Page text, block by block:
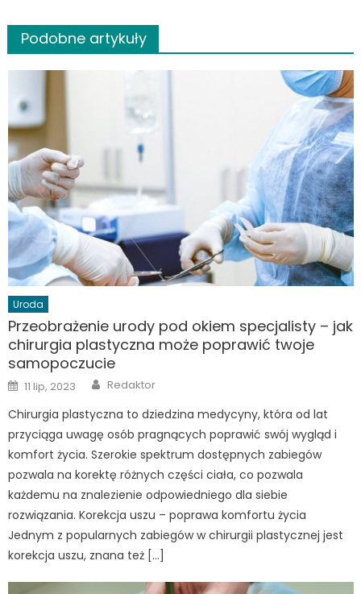
Podobne artykuły
Uroda
Przeobrażenie urody pod okiem specjalisty – jak
chirurgia plastyczna może poprawić twoje
samopoczucie
Posted
on
11 lip, 2023 Author
Redaktor
Chirurgia plastyczna to dziedzina medycyny, która od lat
przyciąga uwagę osób pragnących poprawić swój wygląd i
komfort życia. Szerokie spektrum dostępnych zabiegów
pozwala na korektę różnych części ciała, co pozwala
każdemu na znalezienie odpowiedniego dla siebie
rozwiązania. Korekcja uszu – poprawa komfortu życia
Jednym z popularnych zabiegów w chirurgii plastycznej jest
korekcja uszu, znana też […]